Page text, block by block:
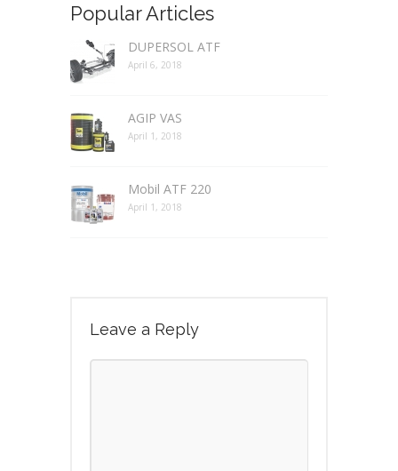
Popular Articles
DUPERSOL ATF
April 6, 2018
AGIP VAS
April 1, 2018
Mobil ATF 220
April 1, 2018
Leave a Reply